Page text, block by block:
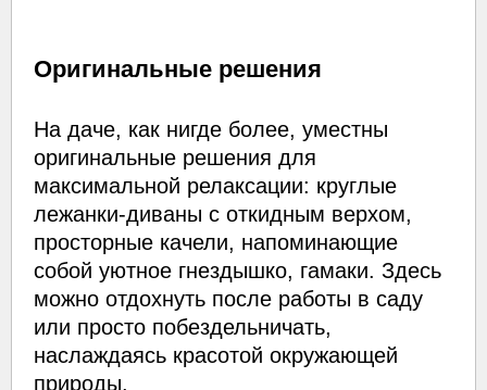
Оригинальные решения
На даче, как нигде более, уместны
оригинальные решения для
максимальной релаксации: круглые
лежанки-диваны с откидным верхом,
просторные качели, напоминающие
собой уютное гнездышко, гамаки. Здесь
можно отдохнуть после работы в саду
или просто побездельничать,
наслаждаясь красотой окружающей
природы.